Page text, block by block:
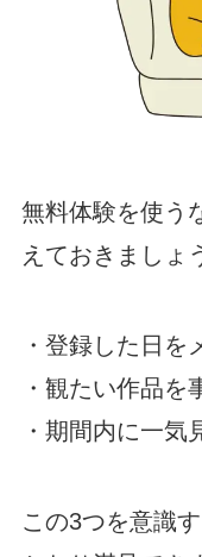
無料体験を使う
えておきましょ
・登録した日を
・観たい作品を
・期間内に一気
この3つを意識